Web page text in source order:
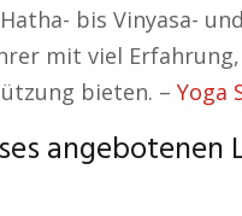
bis Vinyasa-
mit viel
bieten. – Yoga